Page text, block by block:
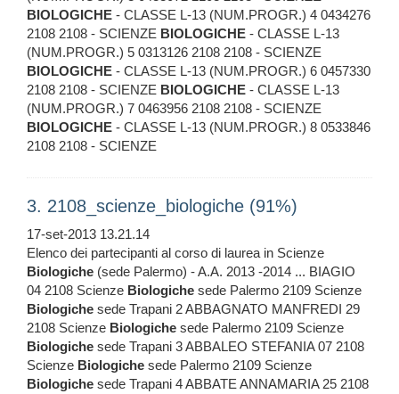
BIOLOGICHE - CLASSE L-13 (NUM.PROGR.) 4 0434276
2108 2108 - SCIENZE BIOLOGICHE - CLASSE L-13
(NUM.PROGR.) 5 0313126 2108 2108 - SCIENZE
BIOLOGICHE - CLASSE L-13 (NUM.PROGR.) 6 0457330
2108 2108 - SCIENZE BIOLOGICHE - CLASSE L-13
(NUM.PROGR.) 7 0463956 2108 2108 - SCIENZE
BIOLOGICHE - CLASSE L-13 (NUM.PROGR.) 8 0533846
2108 2108 - SCIENZE
3. 2108_scienze_biologiche (91%)
17-set-2013 13.21.14
Elenco dei partecipanti al corso di laurea in Scienze
Biologiche (sede Palermo) - A.A. 2013 -2014 ... BIAGIO
04 2108 Scienze Biologiche sede Palermo 2109 Scienze
Biologiche sede Trapani 2 ABBAGNATO MANFREDI 29
2108 Scienze Biologiche sede Palermo 2109 Scienze
Biologiche sede Trapani 3 ABBALEO STEFANIA 07 2108
Scienze Biologiche sede Palermo 2109 Scienze
Biologiche sede Trapani 4 ABBATE ANNAMARIA 25 2108